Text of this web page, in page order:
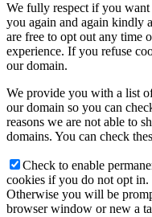
We fully respect if you
you again and again kindly
are free to opt out any time
experience. If you refuse
our domain.
We provide you with a list
our domain so you can
reasons we are not able to
domains. You can check
Check to enable
cookies if you do not opt in.
Otherwise you will be
browser window or new a